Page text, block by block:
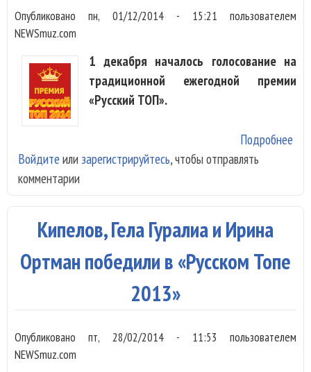
Опубликованопн, 01/12/2014 - 15:21 пользователем
NEWSmuz.com
1 декабря началось голосование на
традиционной ежегодной премии
«Русский ТОП».
Подробнее
Войдите или зарегистрируйтесь, чтобы отправлять
комментарии
Кипелов, Гела Гуралиа и Ирина
Ортман победили в «Русском Топе
2013»
Опубликованопт, 28/02/2014 - 11:53 пользователем
NEWSmuz.com